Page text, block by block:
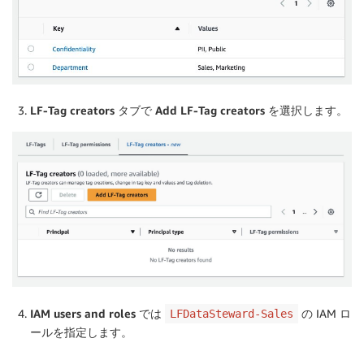
LF-Tag creators タブで Add LF-Tag creators を選択します。
IAM users and roles では LFDataSteward-Sales
の IAM ロ
ールを指定します。